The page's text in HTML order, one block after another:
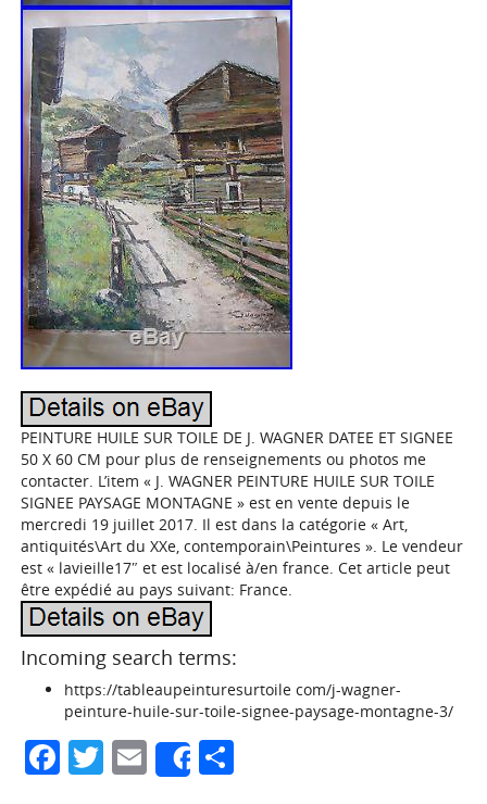
PEINTURE HUILE SUR TOILE DE J. WAGNER DATEE ET SIGNEE
50 X 60 CM pour plus de renseignements ou photos me
contacter. L’item « J. WAGNER PEINTURE HUILE SUR TOILE
SIGNEE PAYSAGE MONTAGNE » est en vente depuis le
mercredi 19 juillet 2017. Il est dans la catégorie « Art,
antiquités\Art du XXe, contemporain\Peintures ». Le vendeur
est « lavieille17″ et est localisé à/en france. Cet article peut
être expédié au pays suivant: France.
Incoming search terms:
https://tableaupeinturesurtoile com/j-wagner-
peinture-huile-sur-toile-signee-paysage-montagne-3/
Facebook
Twitter
Email
Share